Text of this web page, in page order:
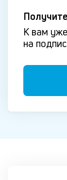
К вам
на